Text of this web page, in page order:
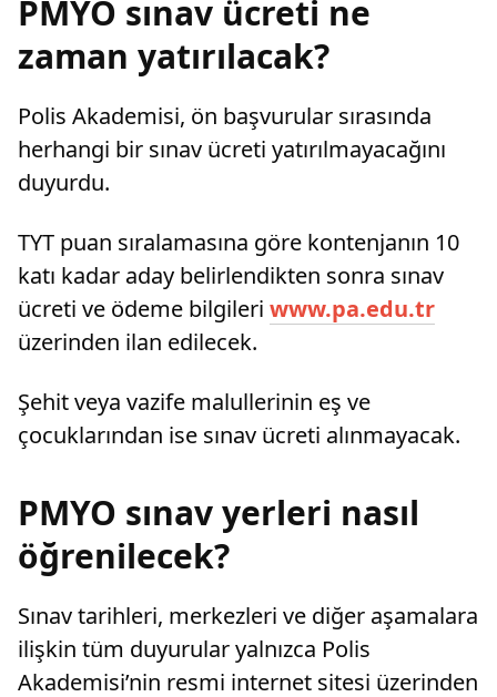
PMYO sınav ücreti ne
zaman yatırılacak?
Polis Akademisi, ön başvurular sırasında
herhangi bir sınav ücreti yatırılmayacağını
duyurdu.
TYT puan sıralamasına göre kontenjanın 10
katı kadar aday belirlendikten sonra sınav
ücreti ve ödeme bilgileri www.pa.edu.tr
üzerinden ilan edilecek.
Şehit veya vazife malullerinin eş ve
çocuklarından ise sınav ücreti alınmayacak.
PMYO sınav yerleri nasıl
öğrenilecek?
Sınav tarihleri, merkezleri ve diğer aşamalara
ilişkin tüm duyurular yalnızca Polis
Akademisi’nin resmi internet sitesi üzerinden